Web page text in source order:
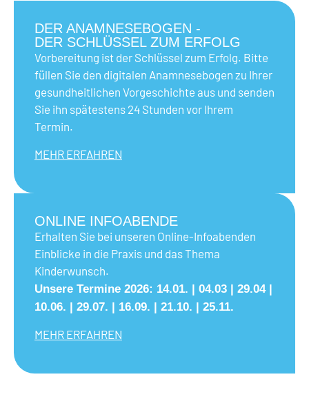
DER ANAMNESEBOGEN -
DER SCHLÜSSEL ZUM ERFOLG
Vorbereitung ist der Schlüssel zum Erfolg. Bitte
füllen Sie den digitalen Anamnesebogen zu Ihrer
gesundheitlichen Vorgeschichte aus und senden
Sie ihn spätestens 24 Stunden vor Ihrem
Termin.
MEHR ERFAHREN
ONLINE INFOABENDE
Erhalten Sie bei unseren Online-Infoabenden
Einblicke in die Praxis und das Thema
Kinderwunsch.
Unsere Termine 2026: 14.01. | 04.03 | 29.04 |
10.06. | 29.07. | 16.09. | 21.10. | 25.11.
MEHR ERFAHREN